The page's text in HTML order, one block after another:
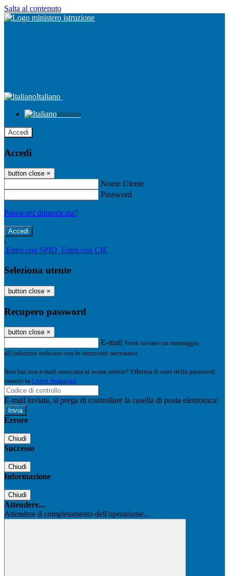
Salta al contenuto
Italiano
Italiano
Accedi
Accedi
button close ×
Nome Utente
Password
Password dimenticata?
-
Entra con SPID Entra con CIE
Seleziona utente
button close ×
Recupero password
button close ×
E-mail Verrà inviato un messaggio
all'indirizzo indicato con le istruzioni necessarie.
Non hai una e-mail associata al nome utente? Effettua il reset della password
tramite la Login Spaggiari
E-mail inviata, si prega di controllare la casella di posta elettronica!
Errore
Chiudi
Successo
Chiudi
Informazione
Chiudi
Attendere...
Attendere il completamento dell'operazione...